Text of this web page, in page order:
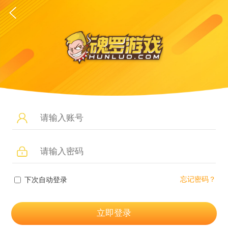
下次自动登录 忘记密码？
立即登录